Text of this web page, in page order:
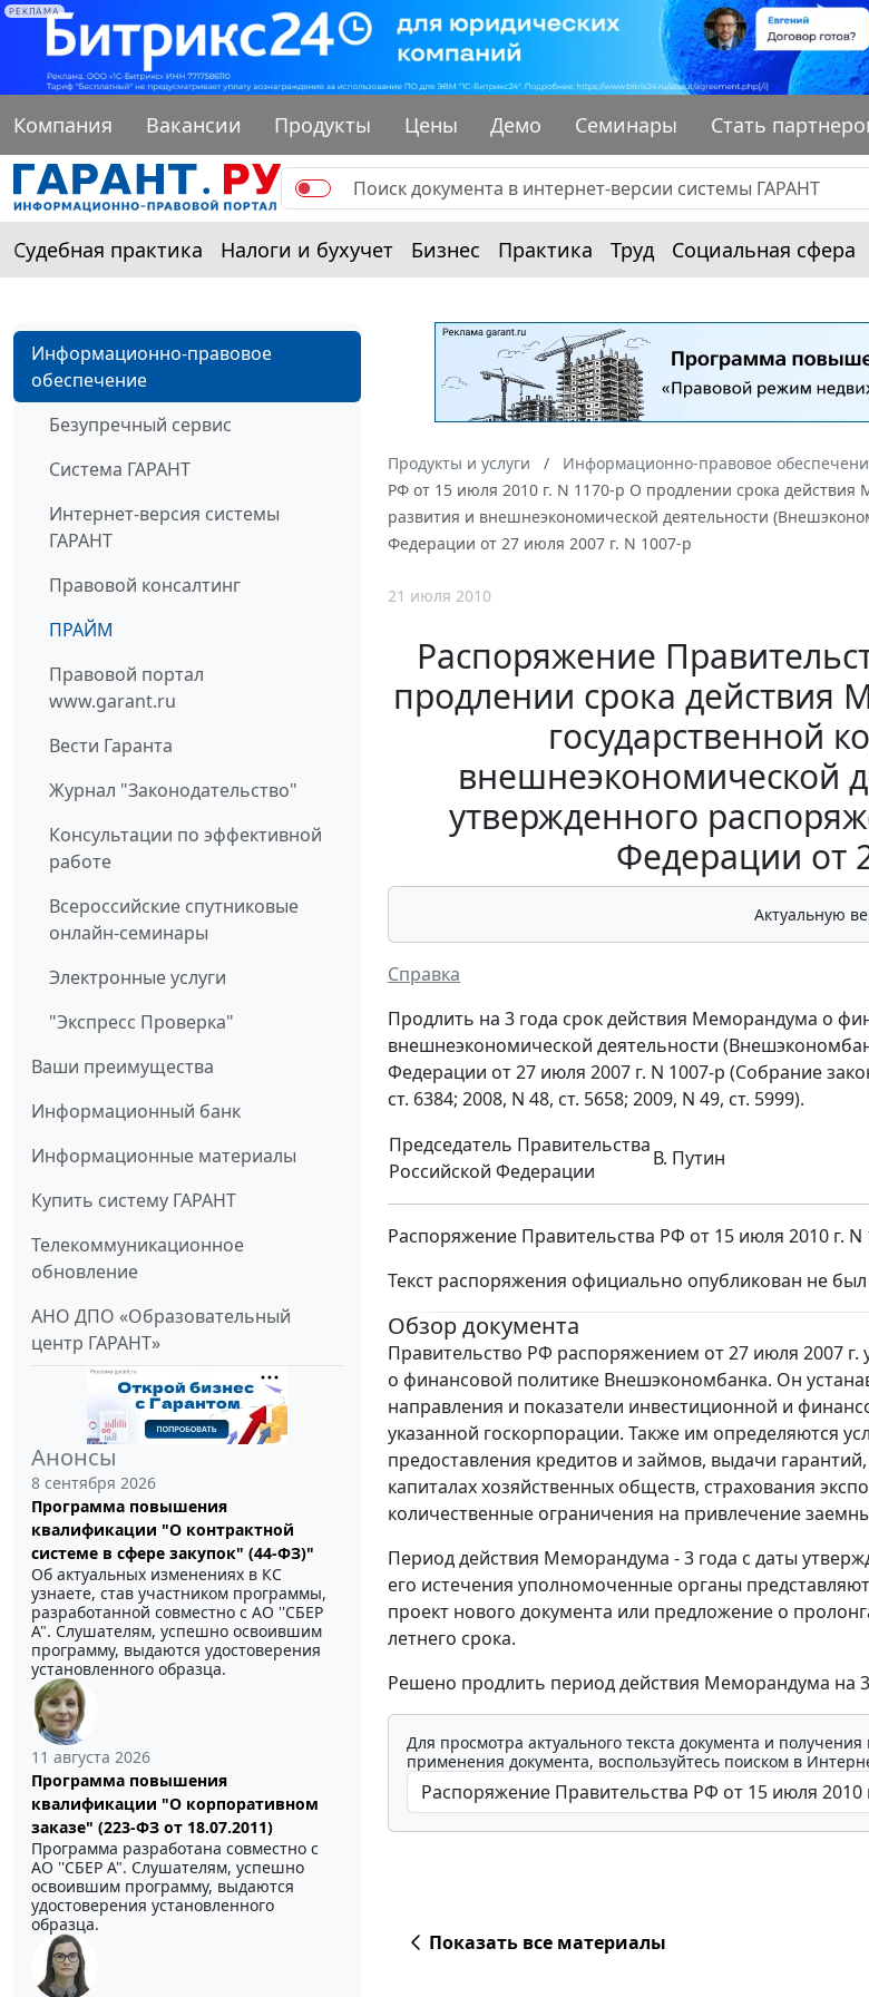
РЕКЛАМА
Компания Вакансии Продукты Цены Демо Семинары Стать
Судебная практика Налоги и бухучет Бизнес Практика Труд Социальная сфера
Информационно-правовое
обеспечение
Безупречный сервис
Система ГАРАНТ
Интернет-версия системы
ГАРАНТ
Правовой консалтинг
ПРАЙМ
Правовой портал
www.garant.ru
Вести Гаранта
Журнал "Законодательство"
Консультации по эффективной
работе
Всероссийские спутниковые
онлайн-семинары
Электронные услуги
"Экспресс Проверка"
Ваши преимущества
Информационный банк
Информационные материалы
Купить систему ГАРАНТ
Телекоммуникационное
обновление
АНО ДПО «Образовательный
центр ГАРАНТ»
Анонсы
8 сентября 2026
Программа повышения
квалификации "О контрактной
системе в сфере закупок" (44-ФЗ)"
Об актуальных изменениях в КС
узнаете, став участником программы,
разработанной совместно с АО ''СБЕР
А". Слушателям, успешно освоившим
программу, выдаются удостоверения
установленного образца.
11 августа 2026
Программа повышения
квалификации "О корпоративном
заказе" (223-ФЗ от 18.07.2011)
Программа разработана совместно с
АО ''СБЕР А". Слушателям, успешно
освоившим программу, выдаются
удостоверения установленного
образца.
Продукты и услуги Информационно-правовое
РФ от 15 июля 2010 г. N 1170-р О продлении срока
развития и внешнеэкономической деятельности
Федерации от 27 июля 2007 г. N 1007-р
21 июля 2010
Распоряжение
продлении срока действия
государственной
внешнеэкономической
утвержденного
Федерации от
Актуальную
Справка
Продлить на 3 года срок действия Меморандума о
внешнеэкономической деятельности
Федерации от 27 июля 2007 г. N 1007-р (Собрание
ст. 6384; 2008, N 48, ст. 5658; 2009, N 49, ст. 5999).
Председатель Правительства
Российской Федерации
В. Путин
Распоряжение Правительства РФ от 15 июля 2010 г. N
Текст распоряжения официально опубликован не был
Обзор документа
Правительство РФ распоряжением от 27 июля 2007
о финансовой политике Внешэкономбанка. Он
направления и показатели инвестиционной и
указанной госкорпорации. Также им определяются
предоставления кредитов и займов, выдачи
капиталах хозяйственных обществ, страхования
количественные ограничения на привлечение
Период действия Меморандума - 3 года с даты
его истечения уполномоченные органы
проект нового документа или предложение о
летнего срока.
Решено продлить период действия Меморандума на
Для просмотра актуального текста документа и
применения документа, воспользуйтесь поиском в
Показать все материалы